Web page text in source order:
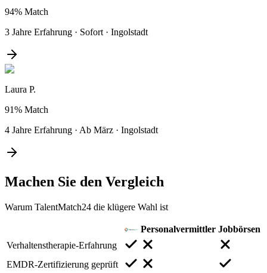
94% Match
3 Jahre Erfahrung · Sofort · Ingolstadt
Laura P.
91% Match
4 Jahre Erfahrung · Ab März · Ingolstadt
Machen Sie den Vergleich
Warum TalentMatch24 die klügere Wahl ist
Personalvermittler Jobbörsen
Verhaltenstherapie-Erfahrung
EMDR-Zertifizierung geprüft